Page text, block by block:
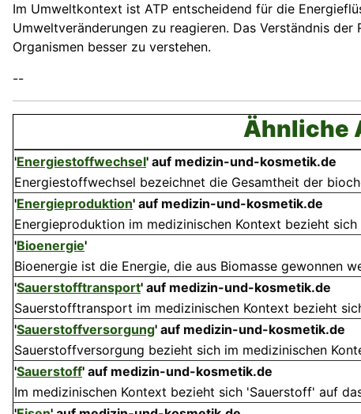
Im Umweltkontext ist ATP entscheidend für die
Umweltveränderungen zu reagieren. Das Verständnis der
Organismen besser zu verstehen.
--
Ähnliche
'Energiestoffwechsel' auf medizin-und-kosmetik.de
Energiestoffwechsel bezeichnet die Gesamtheit der
'Energieproduktion' auf medizin-und-kosmetik.de
Energieproduktion im medizinischen Kontext bezieht
'Bioenergie'
Bioenergie ist die Energie, die aus Biomasse gewonnen
'Sauerstofftransport' auf medizin-und-kosmetik.de
Sauerstofftransport im medizinischen Kontext bezieht
'Sauerstoffversorgung' auf medizin-und-kosmetik.de
Sauerstoffversorgung bezieht sich im medizinischen
'Sauerstoff' auf medizin-und-kosmetik.de
Im medizinischen Kontext bezieht sich 'Sauerstoff' auf